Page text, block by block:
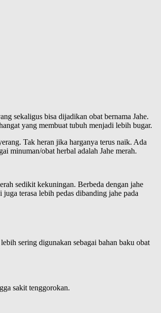
sekaligus bisa dijadikan obat bernama Jahe.
yang membuat tubuh menjadi lebih bugar.
Tak heran jika harganya terus naik. Ada
minuman/obat herbal adalah Jahe merah.
sedikit kekuningan. Berbeda dengan jahe
terasa lebih pedas dibanding jahe pada
sering digunakan sebagai bahan baku obat
sakit tenggorokan.